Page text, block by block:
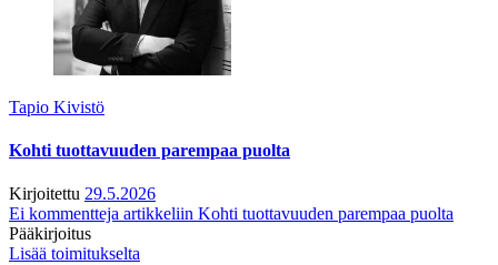
Tapio Kivistö
Kohti tuottavuuden parempaa puolta
Kirjoitettu 29.5.2026
Ei kommentteja artikkeliin Kohti tuottavuuden parempaa puolta
Pääkirjoitus
Lisää toimitukselta